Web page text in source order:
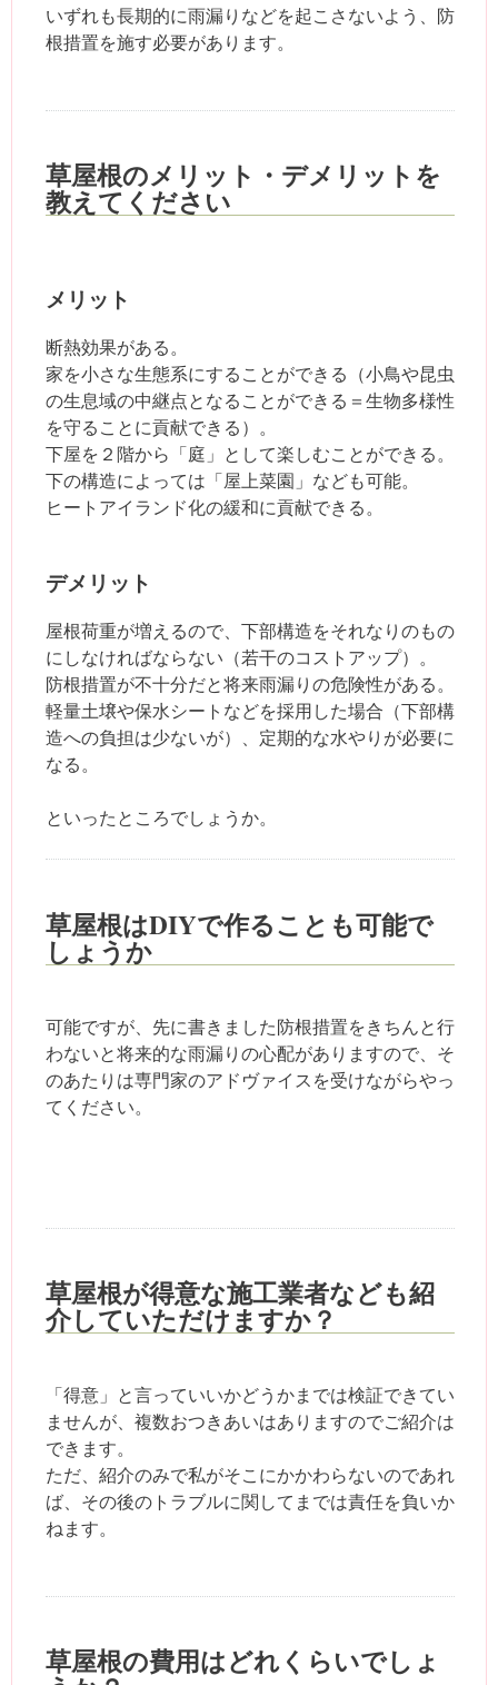
いずれも長期的に雨漏りなどを起こさないよう、防
根措置を施す必要があります。
草屋根のメリット・デメリットを
教えてください
メリット
断熱効果がある。
家を小さな生態系にすることができる（小鳥や昆虫
の生息域の中継点となることができる＝生物多様性
を守ることに貢献できる）。
下屋を２階から「庭」として楽しむことができる。
下の構造によっては「屋上菜園」なども可能。
ヒートアイランド化の緩和に貢献できる。
デメリット
屋根荷重が増えるので、下部構造をそれなりのもの
にしなければならない（若干のコストアップ）。
防根措置が不十分だと将来雨漏りの危険性がある。
軽量土壌や保水シートなどを採用した場合（下部構
造への負担は少ないが）、定期的な水やりが必要に
なる。
といったところでしょうか。
草屋根はDIYで作ることも可能で
しょうか
可能ですが、先に書きました防根措置をきちんと行
わないと将来的な雨漏りの心配がありますので、そ
のあたりは専門家のアドヴァイスを受けながらやっ
てください。
草屋根が得意な施工業者なども紹
介していただけますか？
「得意」と言っていいかどうかまでは検証できてい
ませんが、複数おつきあいはありますのでご紹介は
できます。
ただ、紹介のみで私がそこにかかわらないのであれ
ば、その後のトラブルに関してまでは責任を負いか
ねます。
草屋根の費用はどれくらいでしょ